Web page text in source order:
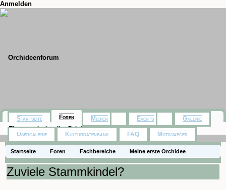
Anmelden
Startseite Foren Fachbereiche Meine erste Orchidee
Zuviele Stammkindel?
Startseite Foren
Themen mit aktuellen Beiträgen
Medien Events Galerie
Usergalerie Kulturdatenbank FAQ Motivjaeger